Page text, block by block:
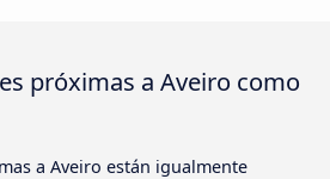
próximas a Aveiro como
a Aveiro están igualmente